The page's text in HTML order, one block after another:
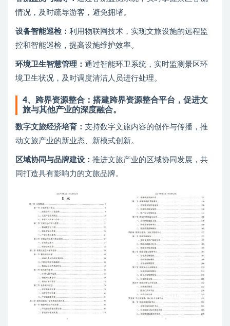
情况，及时疏导游客，避免拥堵。
设备智能巡检： 利用物联网技术，实现文旅设施的远程监
控和智能巡检，提高设施维护效率。
环境卫生智慧管理： 通过智能环卫系统，实时监测景区环
境卫生状况，及时调度清洁人员进行处理。
4、 跨界资源整合：搭建跨界资源整合平台，促进文
旅与其他产业的深度融合。
数字文旅经济培育： 支持数字文旅内容的创作与传播，推
动文旅产业的新业态、新模式创新。
区域协同与品牌建设： 推进文旅产业的区域协同发展，共
同打造具有影响力的文旅品牌。